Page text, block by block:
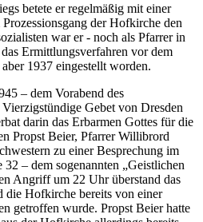
betete er regelmäßig mit einer
der Hofkirche den
war er - noch als Pfarrer in
Ermittlungsverfahren vor dem
1937 eingestellt worden.
– dem Vorabend des
Gebet von Dresden
darin das Erbarmen Gottes für die
Propst Beier, Pfarrer Willibrord
zu einer Besprechung im
32 – dem sogenannten „Geistlichen
Angriff um 22 Uhr überstand das
die Hofkirche bereits von einer
getroffen wurde. Propst Beier hatte